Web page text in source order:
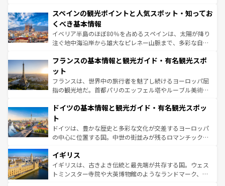
ろん、トスカーナの美しい田園風景やアマルフィ海岸の絶
景など、自然景観も見逃せない。観光の合間には、本場の
ピザやパスタなど、絶品のイタリア料理を堪能することも
できる。朝目覚めてから夜眠るまで、すべての瞬間を楽し
なお、新着のイタリア情報はコンテンツ一覧を参照してほ
しい。
スペインの観光ポイントと人気スポット・知ってお
くべき基本情報
イベリア半島のほぼ80％を占めるスペインは、太陽が降り
注ぐ地中海沿岸から雄大なピレネー山脈まで、多彩な自然
文化が根付くこの国では、情熱的なフラメンコ、熱気あふ
れる闘牛、そして美味しいタパスが生活の一部となってい
る。首都マドリードの洗練された雰囲気や、バルセロナの
アートに溢れた街角から、地方では古代ローマ遺跡や中世
せる。地方によって風土や気候が異なるスペインはその個
ンテンツ一覧 を参照してほしい。
フランスの基本情報と観光ガイド・有名観光スポ
ット
フランスは、世界中の旅行者を魅了し続けるヨーロッパ屈
指の観光地だ。首都パリのエッフェル塔やルーブル美術館
で、幅広い魅力が詰まっている。華麗な宮殿、歴史的な大
聖堂、美しいビーチ、そして豊かな自然が、訪れる者を心
から魅了する。また、フランスは美食の国としても知ら
れ、フランス料理はユネスコ無形文化遺産にも登録されて
香り高いラベンダー畑など、多彩な楽しみ方が可能だ。さ
らに、パリ以外の地域にも魅力が溢れており、どの街角に
も豊かな歴史と文化が息づいている。パリ以外の個性あふ
ドイツの基本情報と観光ガイド・有名観光スポッ
ト
ドイツは、豊かな歴史と多彩な文化が交差するヨーロッパ
の中心に位置する国。中世の街並みが残るロマンチック街
顔を持つこの国は、どこを歩いても飽きることがない。ベ
ルリンの文化的活気、バイエルン州のアルプスの絶景、そ
してライン川沿いのワイン畑といった風景は必見。ビール
イギリス
イギリスは、古きよき伝統と最先端が共存する国。ウェス
トミンスター寺院や大英博物館のようなランドマーク、歴